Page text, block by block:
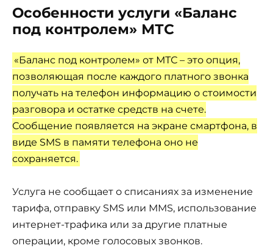
Особенности услуги «Баланс
под контролем» МТС
«Баланс под контролем» от МТС – это опция,
позволяющая после каждого платного звонка
получать на телефон информацию о стоимости
разговора и остатке средств на счете.
Сообщение появляется на экране смартфона, в
виде SMS в памяти телефона оно не
сохраняется.
Услуга не сообщает о списаниях за изменение
тарифа, отправку SMS или MMS, использование
интернет-трафика или за другие платные
операции, кроме голосовых звонков.